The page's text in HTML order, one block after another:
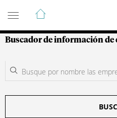
Guía de Empresas
Buscador de información de